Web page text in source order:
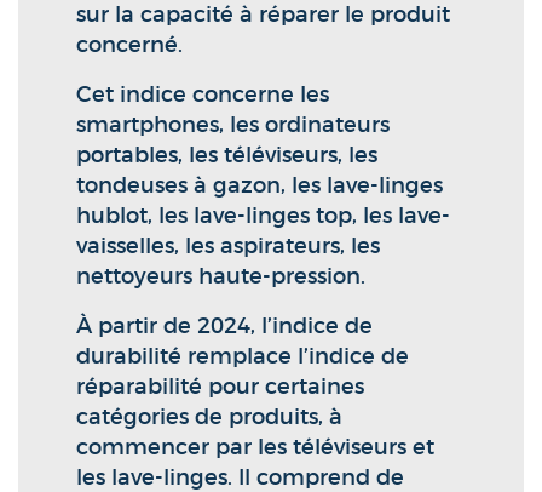
sur la capacité à réparer le produit
concerné.
Cet indice concerne les
smartphones, les ordinateurs
portables, les téléviseurs, les
tondeuses à gazon, les lave-linges
hublot, les lave-linges top, les lave-
vaisselles, les aspirateurs, les
nettoyeurs haute-pression.
À partir de 2024, l’indice de
durabilité remplace l’indice de
réparabilité pour certaines
catégories de produits, à
commencer par les téléviseurs et
les lave-linges. Il comprend de